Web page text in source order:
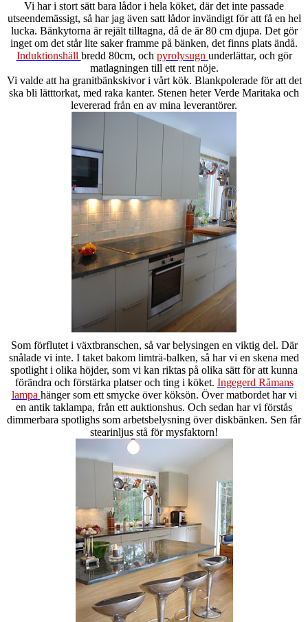
Vi har i stort sätt bara lådor i hela köket, där det inte passade
utseendemässigt, så har jag även satt lådor invändigt för att få en hel
lucka. Bänkytorna är rejält tilltagna, då de är 80 cm djupa. Det gör
inget om det står lite saker framme på bänken, det finns plats ändå.
Induktionshäll bredd 80cm, och pyrolysugn underlättar, och gör
matlagningen till ett rent nöje.
Vi valde att ha granitbänkskivor i vårt kök. Blankpolerade för att det
ska bli lätttorkat, med raka kanter. Stenen heter Verde Maritaka och
levererad från en av mina leverantörer.
Som förflutet i växtbranschen, så var belysingen en viktig del. Där
snålade vi inte. I taket bakom limträ-balken, så har vi en skena med
spotlight i olika höjder, som vi kan riktas på olika sätt för att kunna
förändra och förstärka platser och ting i köket. Ingegerd Råmans
lampa hänger som ett smycke över köksön. Över matbordet har vi
en antik taklampa, från ett auktionshus. Och sedan har vi förstås
dimmerbara spotlighs som arbetsbelysning över diskbänken. Sen får
stearinljus stå för mysfaktorn!